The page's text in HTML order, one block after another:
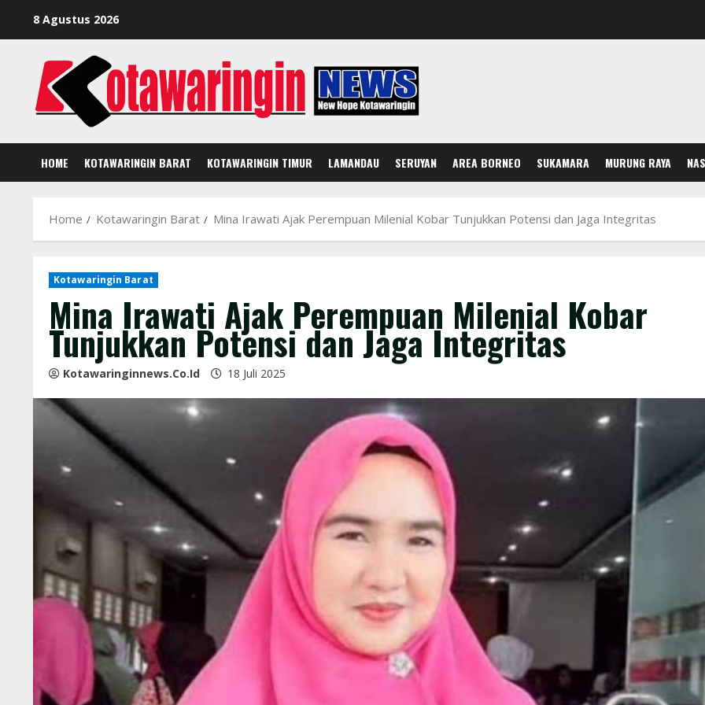
8 Agustus 2026
HOME KOTAWARINGIN BARAT KOTAWARINGIN TIMUR LAMANDAU SERUYAN AREA BORNEO SUKAMARA MURUNG RAYA
Home Kotawaringin Barat Mina Irawati Ajak Perempuan Milenial Kobar Tunjukkan Potensi dan Jaga Integritas
Kotawaringin Barat
Mina Irawati Ajak Perempuan Milenial Kobar
Tunjukkan Potensi dan Jaga Integritas
Kotawaringinnews.co.id 18 Juli 2025